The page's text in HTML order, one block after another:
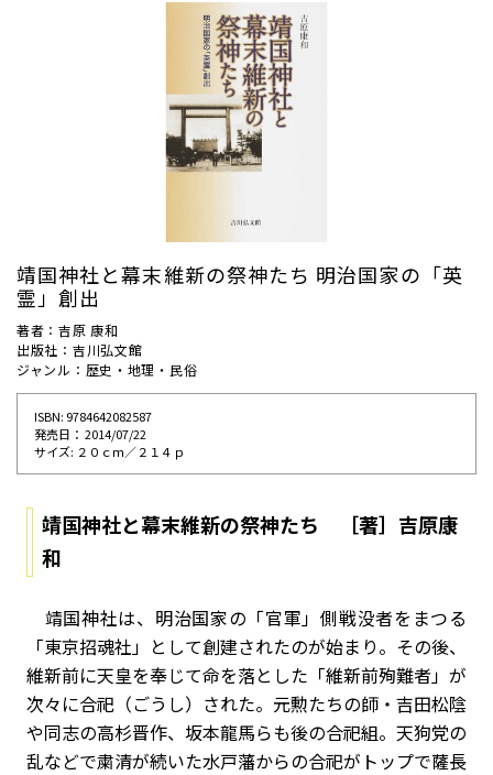
靖国神社と幕末維新の祭神たち 明治国家の「英
霊」創出
著者：吉原 康和
出版社：吉川弘文館
ジャンル：歴史・地理・民俗
ISBN: 9784642082587
発売⽇： 2014/07/22
サイズ: ２０ｃｍ／２１４ｐ
靖国神社と幕末維新の祭神たち ［著］吉原康
和
靖国神社は、明治国家の「官軍」側戦没者をまつる
「東京招魂社」として創建されたのが始まり。その後、
維新前に天皇を奉じて命を落とした「維新前殉難者」が
次々に合祀（ごうし）された。元勲たちの師・吉田松陰
や同志の高杉晋作、坂本龍馬らも後の合祀組。天狗党の
乱などで粛清が続いた水戸藩からの合祀がトップで薩長